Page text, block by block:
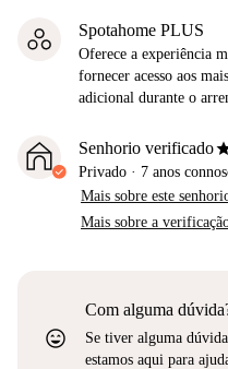
Spotahome PLUS
Oferece a experiência
fornecer acesso aos
adicional durante o
Senhorio verificado
Privado · 7 anos
Mais sobre este
Mais sobre a
sentiment_very_satisfied
Com alguma
Se tiver alguma
estamos aqui para